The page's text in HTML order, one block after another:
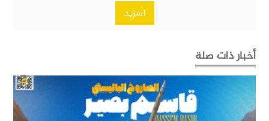
المزيد
أخبار ذات صلة